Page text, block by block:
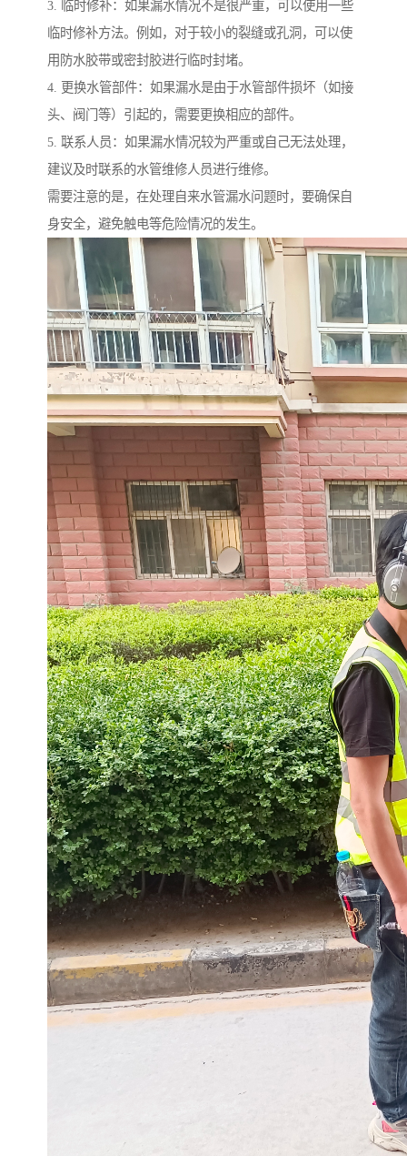
3. 临时修补：如果漏水情况不是很严重，可以使用一些
临时修补方法。例如，对于较小的裂缝或孔洞，可以使
用防水胶带或密封胶进行临时封堵。
4. 更换水管部件：如果漏水是由于水管部件损坏（如接
头、阀门等）引起的，需要更换相应的部件。
5. 联系人员：如果漏水情况较为严重或自己无法处理，
建议及时联系的水管维修人员进行维修。
需要注意的是，在处理自来水管漏水问题时，要确保自
身安全，避免触电等危险情况的发生。